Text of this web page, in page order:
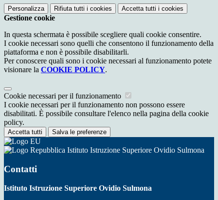
Personalizza Rifiuta tutti i cookies Accetta tutti i cookies
Gestione cookie
In questa schermata è possibile scegliere quali cookie consentire.
I cookie necessari sono quelli che consentono il funzionamento della
piattaforma e non è possibile disabilitarli.
Per conoscere quali sono i cookie necessari al funzionamento potete
visionare la COOKIE POLICY.
Cookie necessari per il funzionamento
I cookie necessari per il funzionamento non possono essere
disabilitati. È possibile consultare l'elenco nella pagina della cookie
policy.
Accetta tutti Salva le preferenze
Istituto Istruzione Superiore Ovidio Sulmona
Contatti
Istituto Istruzione Superiore Ovidio Sulmona